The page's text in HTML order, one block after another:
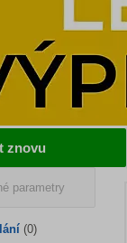
znovu
parametry
(0)